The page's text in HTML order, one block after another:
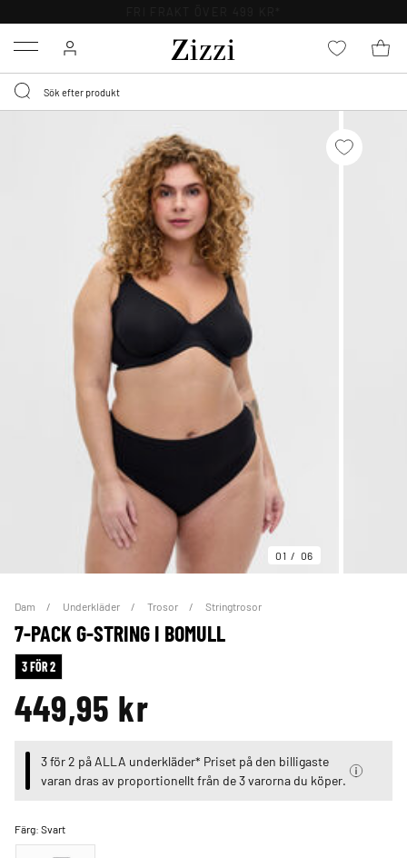
Menu
01 06
Dam Underkläder Trosor Stringtrosor
7-PACK G-STRING I BOMULL
3 FÖR 2
449,95 kr
3 för 2 på ALLA underkläder* Priset på den billigaste
varan dras av proportionellt från de 3 varorna du köper.
Färg:Svart